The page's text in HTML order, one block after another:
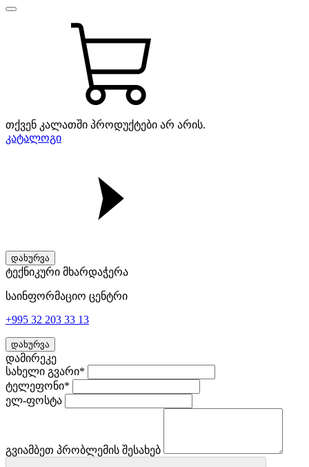
თქვენ კალათში პროდუქტები არ არის.
კატალოგი
დახურვა
ტექნიკური მხარდაჭერა
საინფორმაციო ცენტრი
+995 32 203 33 13
დახურვა
დამირეკე
სახელი გვარი*
ტელეფონი*
ელ-ფოსტა
გვიამბეთ პრობლემის შესახებ